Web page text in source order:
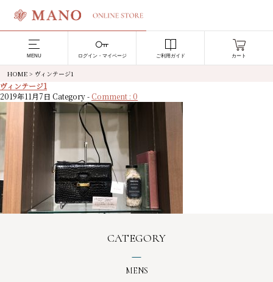
MENU ログイン・マイページ ご利用ガイド カート
HOME > ヴィンテージ1
ヴィンテージ1
2019年11月7日 Category - Comment : 0
CATEGORY
MENS